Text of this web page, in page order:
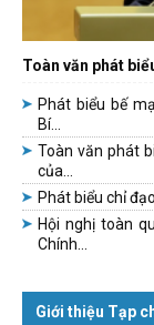
Toàn văn phát
Phát biểu bế
Bí...
Toàn văn phát
của...
Phát biểu chỉ
Hội nghị toàn
Chính...
Giới thiệu Tạp